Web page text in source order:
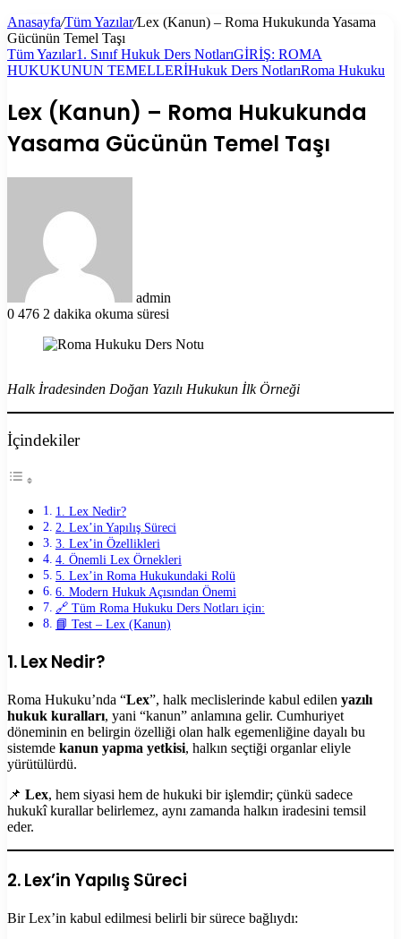
Anasayfa/Tüm Yazılar/Lex (Kanun) – Roma Hukukunda Yasama
Gücünün Temel Taşı
Tüm Yazılar1. Sınıf Hukuk Ders NotlarıGİRİŞ: ROMA
HUKUKUNUN TEMELLERİHukuk Ders NotlarıRoma Hukuku
Lex (Kanun) – Roma Hukukunda
Yasama Gücünün Temel Taşı
admin
0 476 2 dakika okuma süresi
Halk İradesinden Doğan Yazılı Hukukun İlk Örneği
İçindekiler
1. Lex Nedir?
2. Lex’in Yapılış Süreci
3. Lex’in Özellikleri
4. Önemli Lex Örnekleri
5. Lex’in Roma Hukukundaki Rolü
6. Modern Hukuk Açısından Önemi
🔗 Tüm Roma Hukuku Ders Notları için:
📘 Test – Lex (Kanun)
1. Lex Nedir?
Roma Hukuku’nda “Lex”, halk meclislerinde kabul edilen yazılı
hukuk kuralları, yani “kanun” anlamına gelir. Cumhuriyet
döneminin en belirgin özelliği olan halk egemenliğine dayalı bu
sistemde kanun yapma yetkisi, halkın seçtiği organlar eliyle
yürütülürdü.
📌 Lex, hem siyasi hem de hukuki bir işlemdir; çünkü sadece
hukukî kurallar belirlemez, aynı zamanda halkın iradesini temsil
eder.
2. Lex’in Yapılış Süreci
Bir Lex’in kabul edilmesi belirli bir sürece bağlıydı: